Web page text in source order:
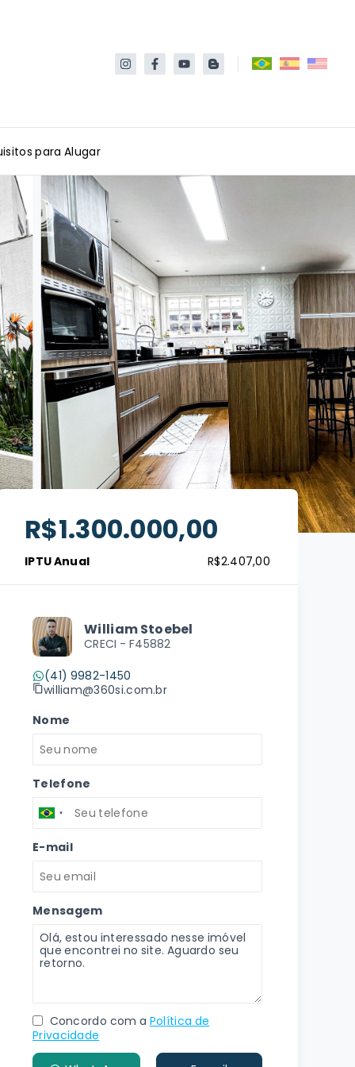
para Alugar
R$1.300.000,00
IPTU Anual R$2.407,00
William Stoebel
CRECI - F45882
(41) 9982-1450
william@360si.com.br
Nome
Telefone
E-mail
Mensagem
Concordo com a Política de
Privacidade